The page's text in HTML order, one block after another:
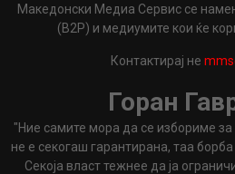
Македонски Медиа Сервис се
(B2P) и медиумите кои ќе
Контактирај не
Горан
"Ние самите мора да се избориме за
не е секогаш гарантирана, таа
Секоја власт тежнее да ја